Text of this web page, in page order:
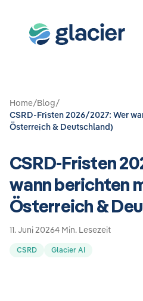
Home/Blog/
CSRD-Fristen 2026/2027: Wer
Österreich & Deutschland)
CSRD-Fristen
wann berichten
Österreich &
11. Juni 20264 Min. Lesezeit
CSRD Glacier AI